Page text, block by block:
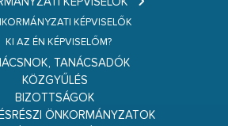
KÉPVISELŐK
KI AZ ÉN KÉPVISELŐM?
TANÁCSADÓK
KÖZGYŰLÉS
BIZOTTSÁGOK
ÖNKORMÁNYZATOK